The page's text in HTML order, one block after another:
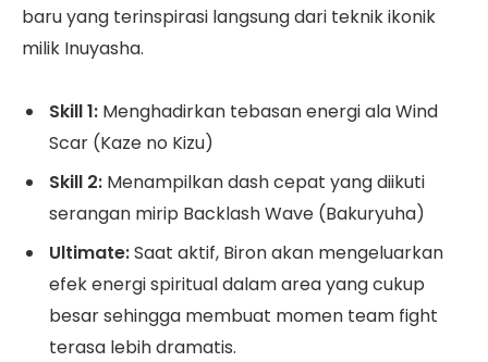
baru yang terinspirasi langsung dari teknik ikonik
milik Inuyasha.
Skill 1: Menghadirkan tebasan energi ala Wind
Scar (Kaze no Kizu)
Skill 2: Menampilkan dash cepat yang diikuti
serangan mirip Backlash Wave (Bakuryuha)
Ultimate:Saat aktif, Biron akan mengeluarkan
efek energi spiritual dalam area yang cukup
besar sehingga membuat momen team fight
terasa lebih dramatis.